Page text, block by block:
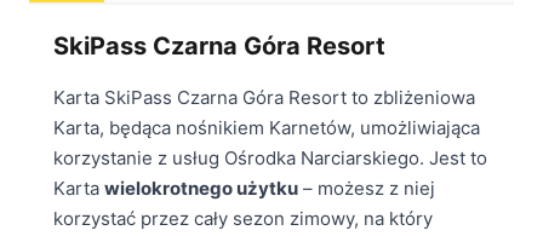
SkiPass Czarna Góra Resort
Karta SkiPass Czarna Góra Resort to zbliżeniowa
Karta, będąca nośnikiem Karnetów, umożliwiająca
korzystanie z usług Ośrodka Narciarskiego. Jest to
Karta wielokrotnego użytku – możesz z niej
korzystać przez cały sezon zimowy, na który